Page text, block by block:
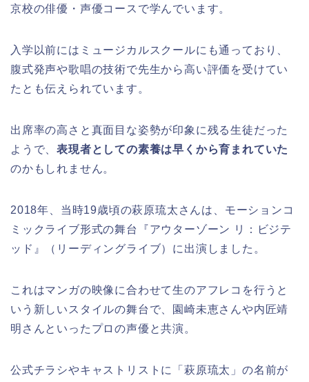
京校の俳優・声優コースで学んでいます。
入学以前にはミュージカルスクールにも通っており、
腹式発声や歌唱の技術で先生から高い評価を受けてい
たとも伝えられています。
出席率の高さと真面目な姿勢が印象に残る生徒だった
ようで、表現者としての素養は早くから育まれていた
のかもしれません。
2018年、当時19歳頃の萩原琉太さんは、モーションコ
ミックライブ形式の舞台『アウターゾーン リ：ビジテ
ッド』（リーディングライブ）に出演しました。
これはマンガの映像に合わせて生のアフレコを行うと
いう新しいスタイルの舞台で、園崎未恵さんや内匠靖
明さんといったプロの声優と共演。
公式チラシやキャストリストに「萩原琉太」の名前が